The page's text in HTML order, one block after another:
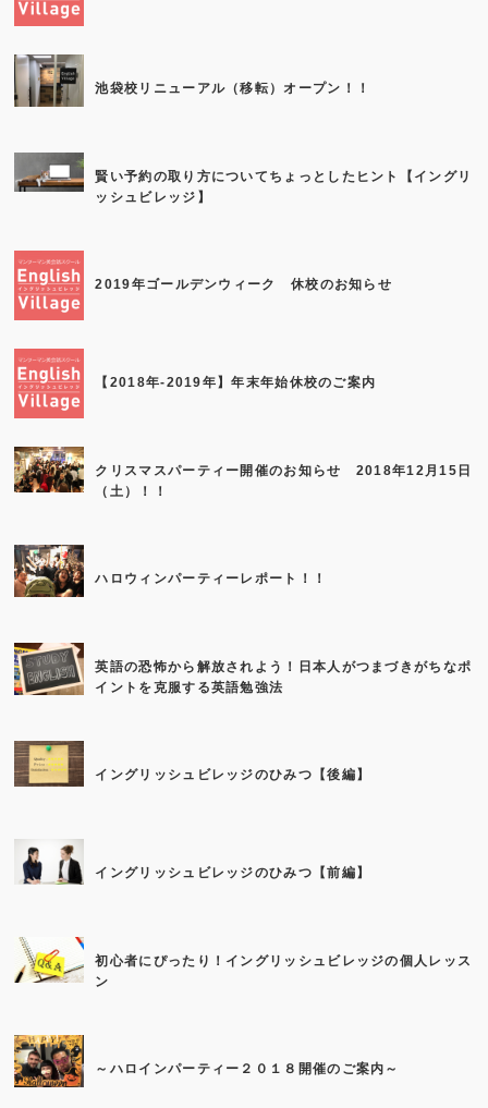
池袋校リニューアル（移転）オープン！！
賢い予約の取り方についてちょっとしたヒント【イングリ
ッシュビレッジ】
2019年ゴールデンウィーク 休校のお知らせ
【2018年-2019年】年末年始休校のご案内
クリスマスパーティー開催のお知らせ 2018年12月15日
（土）！！
ハロウィンパーティーレポート！！
英語の恐怖から解放されよう！日本人がつまづきがちなポ
イントを克服する英語勉強法
イングリッシュビレッジのひみつ【後編】
イングリッシュビレッジのひみつ【前編】
初心者にぴったり！イングリッシュビレッジの個人レッス
ン
～ハロインパーティー２０１８開催のご案内～